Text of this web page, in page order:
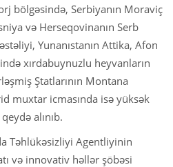
bölgəsində, Serbiyanın Moraviç
və Herseqovinanın Serb
Yunanıstanın Attika, Afon
xırdabuynuzlu heyvanların
Ştatlarının Montana
muxtar icmasında isə yüksək
alınıb.
Təhlükəsizliyi Agentliyinin
və innovativ həllər şöbəsi